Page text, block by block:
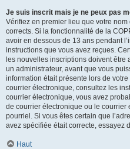
Je suis inscrit mais je ne peux pas
Vérifiez en premier lieu que votre
corrects. Si la fonctionnalité de la
avoir en dessous de 13 ans pendant
instructions que vous avez reçues.
les nouvelles inscriptions doivent être
un administrateur, avant que vous
information était présente lors de
courrier électronique, consultez les
courrier électronique, vous avez
de courrier électronique ou le courrier
pourriel. Si vous êtes certain que
avez spécifiée était correcte, essayez
Haut